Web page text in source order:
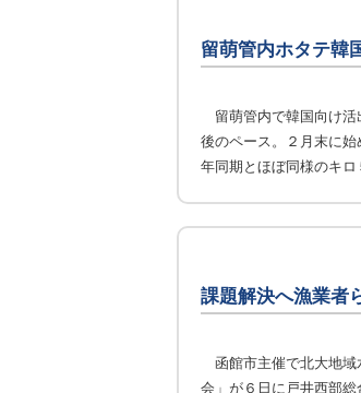
留萌管内ホタテ韓
留萌管内で韓国向け活
後のペース。２月末に
年同期とほぼ同様のキロ
課題解決へ漁業者
函館市主催で北大地域
会」が６日に戸井西部